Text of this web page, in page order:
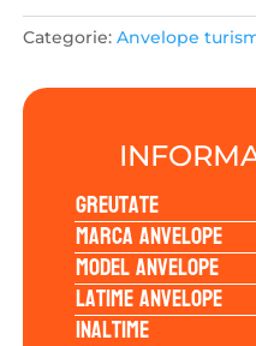
205/65R16
107/105R
Categorie: Anvelope
Greutate
Marca anvelope
Model anvelope
Latime anvelope
Inaltime